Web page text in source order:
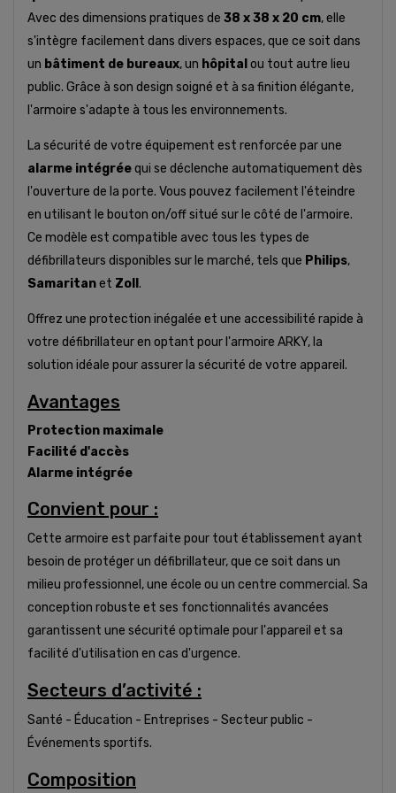
Avec des dimensions pratiques de 38 x 38 x 20 cm, elle
s'intègre facilement dans divers espaces, que ce soit dans
un bâtiment de bureaux, un hôpital ou tout autre lieu
public. Grâce à son design soigné et à sa finition élégante,
l'armoire s'adapte à tous les environnements.
La sécurité de votre équipement est renforcée par une
alarme intégréequi se déclenche automatiquement dès
l'ouverture de la porte. Vous pouvez facilement l'éteindre
en utilisant le bouton on/off situé sur le côté de l'armoire.
Ce modèle est compatible avec tous les types de
défibrillateurs disponibles sur le marché, tels que Philips,
Samaritanet Zoll .
Offrez une protection inégalée et une accessibilité rapide à
votre défibrillateur en optant pour l'armoire ARKY, la
solution idéale pour assurer la sécurité de votre appareil.
Avantages
Protection maximale
Facilité d'accès
Alarme intégrée
Convient pour :
Cette armoire est parfaite pour tout établissement ayant
besoin de protéger un défibrillateur, que ce soit dans un
milieu professionnel, une école ou un centre commercial. Sa
conception robuste et ses fonctionnalités avancées
garantissent une sécurité optimale pour l'appareil et sa
facilité d'utilisation en cas d'urgence.
Secteurs d’activité :
Santé - Éducation - Entreprises - Secteur public -
Événements sportifs.
Composition